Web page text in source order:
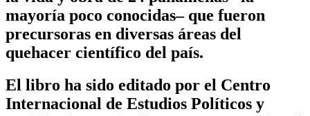
mayoría poco conocidas­­– que fueron
precursoras en diversas áreas del
quehacer científico del país.
El libro ha sido editado por el Centro
Internacional de Estudios Políticos y